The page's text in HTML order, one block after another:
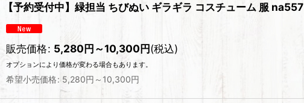
【予約受付中】緑担当 ちびぬい ギラギラ コスチューム 服 na557
販売価格: 5,280円～10,300円(税込)
オプションにより価格が変わる場合もあります。
希望小売価格: 5,280円 ～10,300円